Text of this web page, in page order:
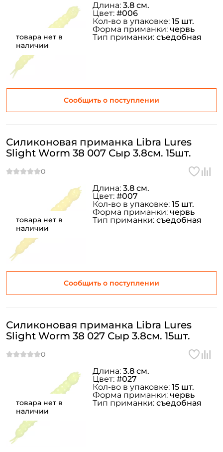
товара нет в
наличии
Сообщить о поступлении
Длина: 3.8 см.
Цвет: #006
Кол-во в упаковке: 15 шт.
Форма приманки: червь
Тип приманки: съедобная
товара нет в
наличии
Силиконовая приманка Libra Lures
Slight Worm 38 007 Сыр 3.8см. 15шт.
Сообщить о поступлении
Длина: 3.8 см.
Цвет: #007
Кол-во в упаковке: 15 шт.
Форма приманки: червь
Тип приманки: съедобная
товара нет в
наличии
Силиконовая приманка Libra Lures
Slight Worm 38 027 Сыр 3.8см. 15шт.
Длина: 3.8 см.
Цвет: #027
Кол-во в упаковке: 15 шт.
Форма приманки: червь
Тип приманки: съедобная